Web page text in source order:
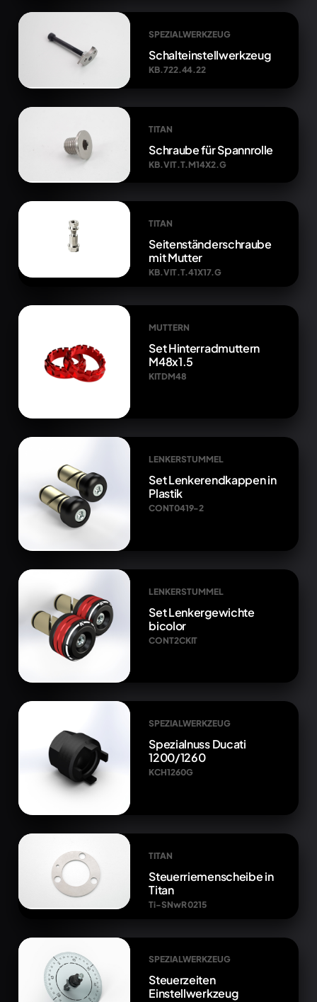
SPEZIALWERKZEUG
Schalteinstellwerkzeug
KB.722.44.22
TITAN
Schraube für Spannrolle
KB.VIT.T.M14X2.G
TITAN
Seitenständerschraube
mit Mutter
KB.VIT.T.41X17.G
MUTTERN
Set Hinterradmuttern
M48x1.5
KITDM48
LENKERSTUMMEL
Set Lenkerendkappen in
Plastik
CONT0419-2
LENKERSTUMMEL
Set Lenkergewichte
bicolor
CONT2CKIT
SPEZIALWERKZEUG
Spezialnuss Ducati
1200/1260
KCH1260G
TITAN
Steuerriemenscheibe in
Titan
Ti-SNwR 0215
SPEZIALWERKZEUG
Steuerzeiten
Einstellwerkzeug